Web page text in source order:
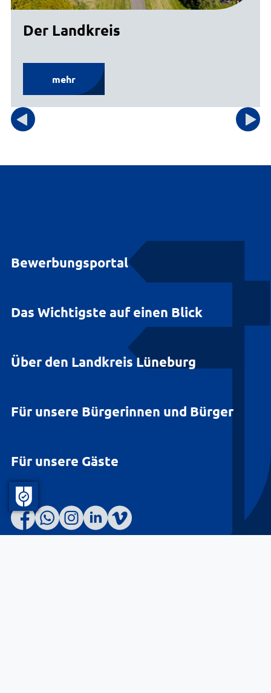
Der Landkreis
mehr
Bewerbungsportal
Das Wichtigste auf einen Blick
Über den Landkreis Lüneburg
Für unsere Bürgerinnen und Bürger
Für unsere Gäste